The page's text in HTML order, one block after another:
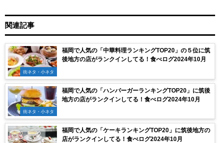
関連記事
街ネタ・小ネタ
福岡で人気の「中華料理ランキングTOP20」の５位に筑
後地方の店がランクインしてる！食べログ2024年10月
街ネタ・小ネタ
福岡で人気の「ハンバーガーランキングTOP20」に筑後
地方の店がランクインしてる！食べログ2024年10月
福岡で人気の「ケーキランキングTOP20」に筑後地方の
店がランクインしてる！食べログ2024年10月